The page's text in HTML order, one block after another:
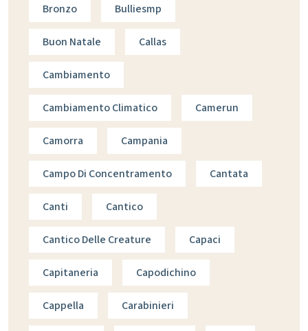
Bronzo Bulliesmp
Buon Natale Callas
Cambiamento
Cambiamento Climatico Camerun
Camorra Campania
Campo Di Concentramento Cantata
Canti Cantico
Cantico Delle Creature Capaci
Capitaneria Capodichino
Cappella Carabinieri